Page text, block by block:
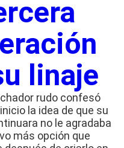
linaje
rudo confesó
la idea de que su
no le agradaba
más opción que